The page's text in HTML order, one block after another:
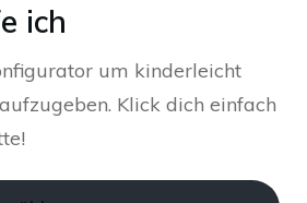
ich
um kinderleicht
Klick dich einfach